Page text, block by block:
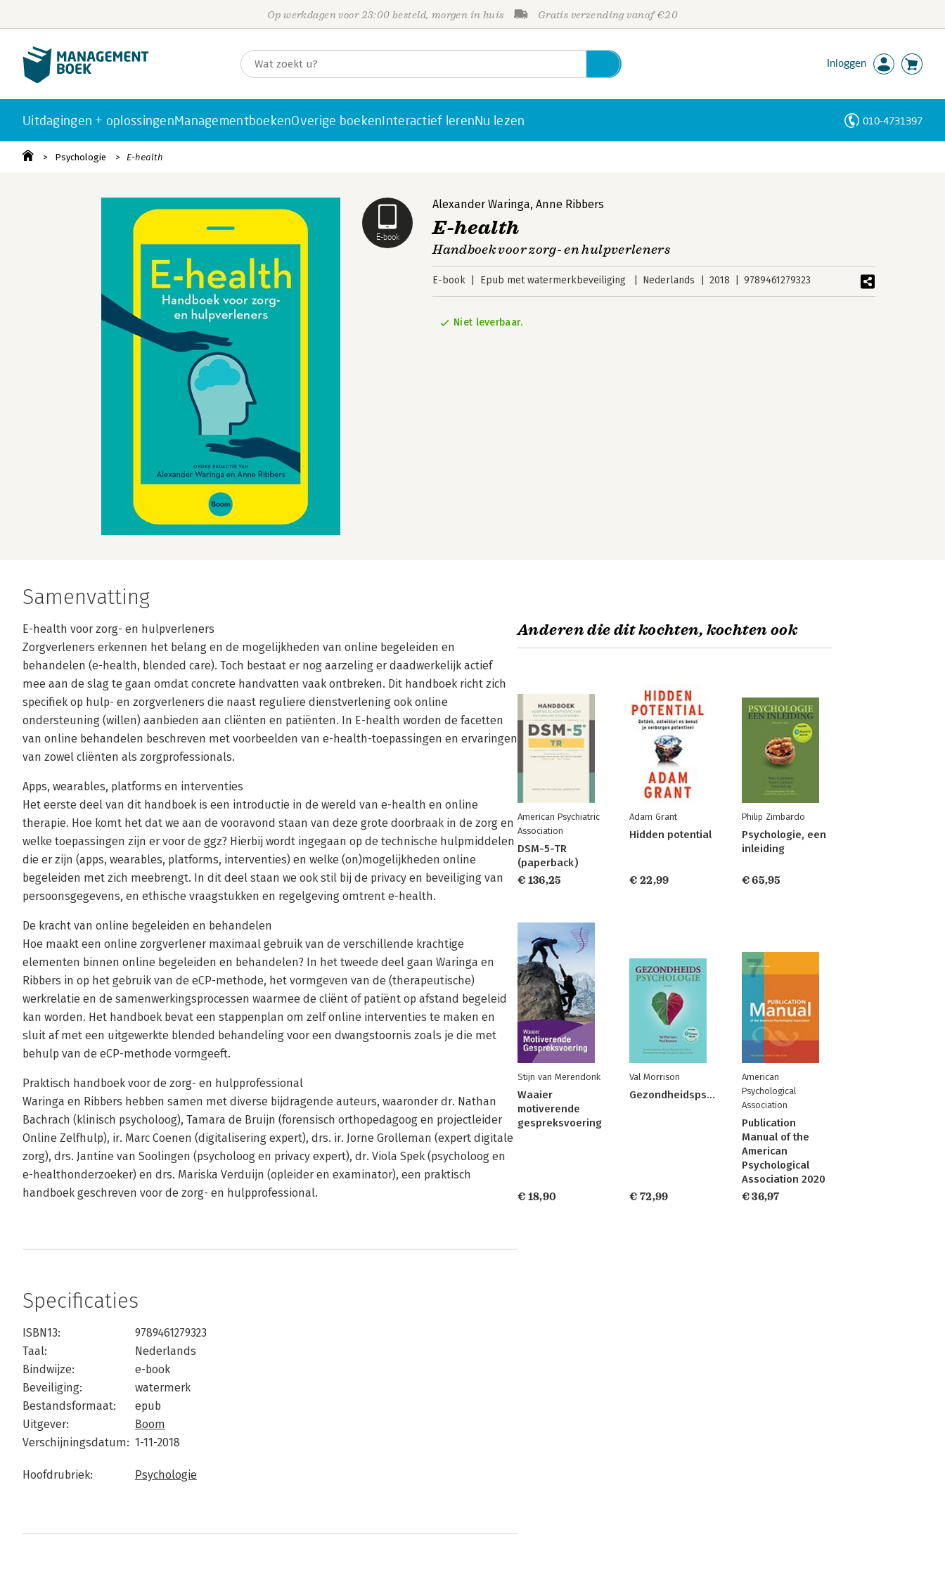
Op werkdagen voor 23:00 besteld, morgen in huis Gratis verzending vanaf €20
Inloggen
Uitdagingen + oplossingenManagementboekenOverige boekenInteractief lerenNu lezen 010-4731397
Psychologie E-health
E-book
Alexander Waringa,Anne Ribbers
E-health
Handboek voor zorg- en hulpverleners
E-book Epub met watermerkbeveiliging Nederlands 2018 9789461279323
Niet leverbaar.
Samenvatting
E-health voor zorg- en hulpverleners
Zorgverleners erkennen het belang en de mogelijkheden van online begeleiden en
behandelen (e-health, blended care). Toch bestaat er nog aarzeling er daadwerkelijk actief
mee aan de slag te gaan omdat concrete handvatten vaak ontbreken. Dit handboek richt zich
specifiek op hulp- en zorgverleners die naast reguliere dienstverlening ook online
ondersteuning (willen) aanbieden aan cliënten en patiënten. In E-health worden de facetten
van online behandelen beschreven met voorbeelden van e-health-toepassingen en ervaringen
van zowel cliënten als zorgprofessionals.
Apps, wearables, platforms en interventies
Het eerste deel van dit handboek is een introductie in de wereld van e-health en online
therapie. Hoe komt het dat we aan de vooravond staan van deze grote doorbraak in de zorg en
welke toepassingen zijn er voor de ggz? Hierbij wordt ingegaan op de technische hulpmiddelen
die er zijn (apps, wearables, platforms, interventies) en welke (on)mogelijkheden online
begeleiden met zich meebrengt. In dit deel staan we ook stil bij de privacy en beveiliging van
persoonsgegevens, en ethische vraagstukken en regelgeving omtrent e-health.
De kracht van online begeleiden en behandelen
Hoe maakt een online zorgverlener maximaal gebruik van de verschillende krachtige
elementen binnen online begeleiden en behandelen? In het tweede deel gaan Waringa en
Ribbers in op het gebruik van de eCP-methode, het vormgeven van de (therapeutische)
werkrelatie en de samenwerkingsprocessen waarmee de cliënt of patiënt op afstand begeleid
kan worden. Het handboek bevat een stappenplan om zelf online interventies te maken en
sluit af met een uitgewerkte blended behandeling voor een dwangstoornis zoals je die met
behulp van de eCP-methode vormgeeft.
Praktisch handboek voor de zorg- en hulpprofessional
Waringa en Ribbers hebben samen met diverse bijdragende auteurs, waaronder dr. Nathan
Bachrach (klinisch psycholoog), Tamara de Bruijn (forensisch orthopedagoog en projectleider
Online Zelfhulp), ir. Marc Coenen (digitalisering expert), drs. ir. Jorne Grolleman (expert digitale
zorg), drs. Jantine van Soolingen (psycholoog en privacy expert), dr. Viola Spek (psycholoog en
e-healthonderzoeker) en drs. Mariska Verduijn (opleider en examinator), een praktisch
handboek geschreven voor de zorg- en hulpprofessional.
Specificaties
ISBN13:
9789461279323
Taal:
Nederlands
Bindwijze:
e-book
Beveiliging:
watermerk
Bestandsformaat:
epub
Uitgever:
Boom
Verschijningsdatum: 1-11-2018
Hoofdrubriek: Psychologie
Anderen die dit kochten, kochten ook
American Psychiatric
Association
DSM-5-TR
(paperback)
€ 136,25
Adam Grant
Hidden potential
€ 22,99
Philip Zimbardo
Psychologie, een
inleiding
€ 65,95
Stijn van Merendonk
Waaier
motiverende
gespreksvoering
€ 18,90
Val Morrison
Gezondheidspsychologie
€ 72,99
American
Psychological
Association
Publication
Manual of the
American
Psychological
Association 2020
€ 36,97
Personen